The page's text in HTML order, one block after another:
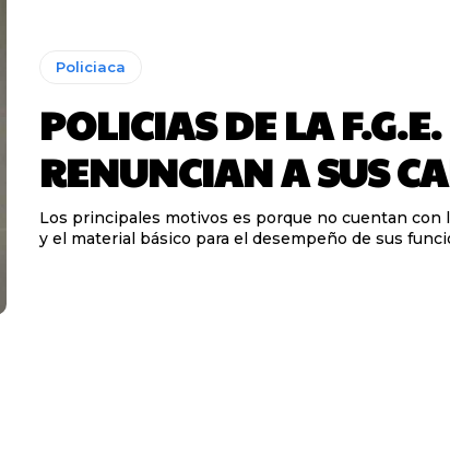
Policiaca
POLICIAS DE LA F.G.E.
RENUNCIAN A SUS
Los principales motivos es porque no cuentan con
y el material básico para el desempeño de sus